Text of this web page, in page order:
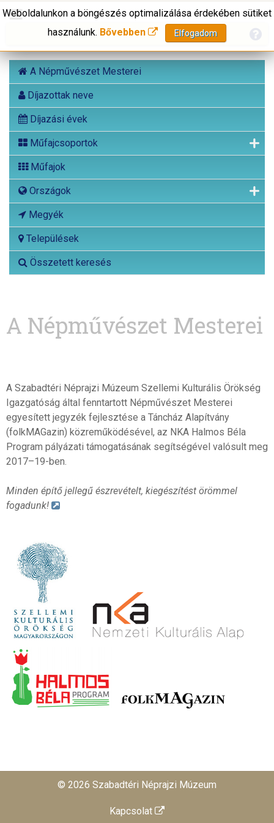
A Népművészet Mesterei
Díjazottak neve
Díjazási évek
Műfajcsoportok
Műfajok
Országok
Megyék
Települések
Összetett keresés
Weboldalunkon a böngészés optimalizálása érdekében sütiket
használunk. Bővebben Elfogadom
A Népművészet Mesterei
A Szabadtéri Néprajzi Múzeum Szellemi Kulturális Örökség
Igazgatóság által fenntartott Népművészet Mesterei
egyesített jegyzék fejlesztése a Táncház Alapítvány
(folkMAGazin) közreműködésével, az NKA Halmos Béla
Program pályázati támogatásának segítségével valósult meg
2017–19-ben.
Minden építő jellegű észrevételt, kiegészítést örömmel
fogadunk!
© 2026 Szabadtéri Néprajzi Múzeum
Kapcsolat